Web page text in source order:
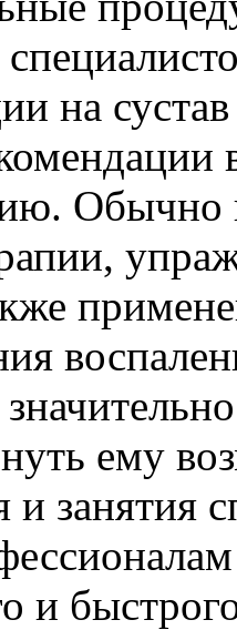
на
Обычно
ему
и занятия
и